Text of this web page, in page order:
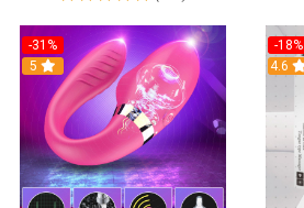
-31%
5
-18%
4.6